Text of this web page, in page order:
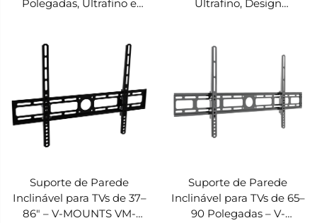
Polegadas, Ultrafino e
Ultrafino, Design
Suporte de Parede
Inclinável para TVs de 37–
86" – V-MOUNTS VM-
Suporte de Parede
Inclinável para TVs de 65–
90 Polegadas – V-